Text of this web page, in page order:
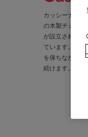
カッシーナは
の木製チェアの
が設立される
ています。この
を保ちながら
続けます。